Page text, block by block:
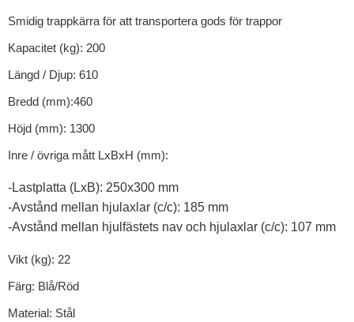
Smidig trappkärra för att transportera gods för trappor
Kapacitet (kg): 200
Längd / Djup: 610
Bredd (mm):460
Höjd (mm): 1300
Inre / övriga mått LxBxH (mm):
-Lastplatta (LxB): 250x300 mm
-Avstånd mellan hjulaxlar (c/c): 185 mm
-Avstånd mellan hjulfästets nav och hjulaxlar (c/c): 107 mm
Vikt (kg): 22
Färg: Blå/Röd
Material: Stål